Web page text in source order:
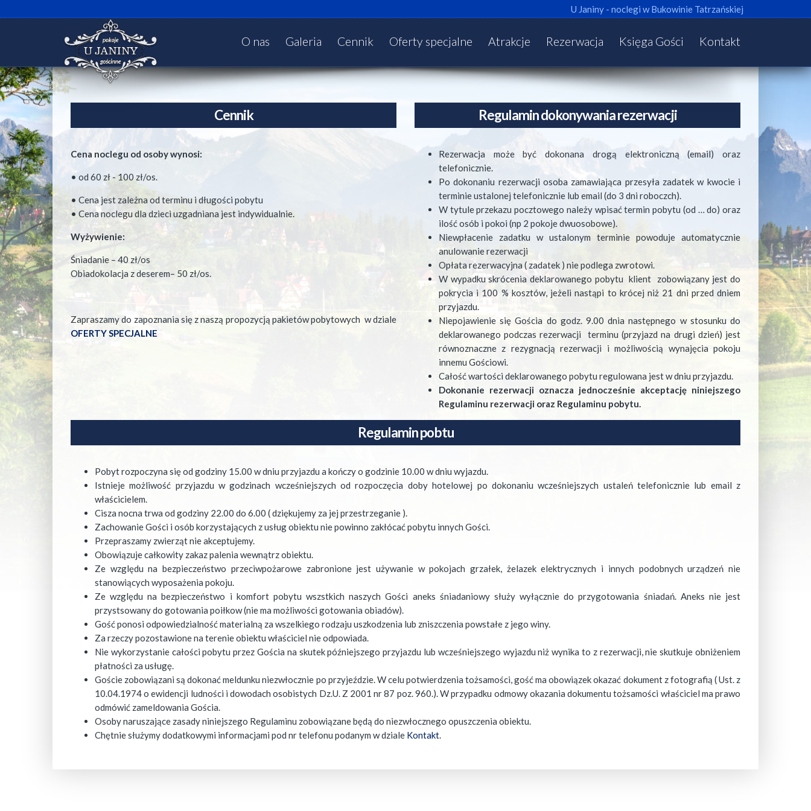
U Janiny - noclegi w Bukowinie Tatrzańskiej
O nas Galeria Cennik Oferty specjalne Atrakcje Rezerwacja Księga Gości Kontakt
Cennik
Cena noclegu od osoby wynosi:
• od 60 zł - 100 zł/os.
• Cena jest zależna od terminu i długości pobytu
• Cena noclegu dla dzieci uzgadniana jest indywidualnie.
Wyżywienie:
Śniadanie – 40 zł/os
Obiadokolacja z deserem– 50 zł/os.
Zapraszamy do zapoznania się z naszą propozycją pakietów pobytowych w dziale
OFERTY SPECJALNE
Regulamin dokonywania rezerwacji
Rezerwacja może być dokonana drogą elektroniczną (email) oraz
telefonicznie.
Po dokonaniu rezerwacji osoba zamawiająca przesyła zadatek w kwocie i
terminie ustalonej telefonicznie lub email (do 3 dni roboczch).
W tytule przekazu pocztowego należy wpisać termin pobytu (od … do) oraz
ilość osób i pokoi (np 2 pokoje dwuosobowe).
Niewpłacenie zadatku w ustalonym terminie powoduje automatycznie
anulowanie rezerwacji
Opłata rezerwacyjna ( zadatek ) nie podlega zwrotowi.
W wypadku skrócenia deklarowanego pobytu klient zobowiązany jest do
pokrycia i 100 % kosztów, jeżeli nastąpi to krócej niż 21 dni przed dniem
przyjazdu.
Niepojawienie się Gościa do godz. 9.00 dnia następnego w stosunku do
deklarowanego podczas rezerwacji terminu (przyjazd na drugi dzień) jest
równoznaczne z rezygnacją rezerwacji i możliwością wynajęcia pokoju
innemu Gościowi.
Całość wartości deklarowanego pobytu regulowana jest w dniu przyjazdu.
Dokonanie rezerwacji oznacza jednocześnie akceptację niniejszego
Regulaminu rezerwacji oraz Regulaminu pobytu.
Regulamin pobtu
Pobyt rozpoczyna się od godziny 15.00 w dniu przyjazdu a kończy o godzinie 10.00 w dniu wyjazdu.
Istnieje możliwość przyjazdu w godzinach wcześniejszych od rozpoczęcia doby hotelowej po dokonaniu wcześniejszych ustaleń telefonicznie lub email z
właścicielem.
Cisza nocna trwa od godziny 22.00 do 6.00 ( dziękujemy za jej przestrzeganie ).
Zachowanie Gości i osób korzystających z usług obiektu nie powinno zakłócać pobytu innych Gości.
Przepraszamy zwierząt nie akceptujemy.
Obowiązuje całkowity zakaz palenia wewnątrz obiektu.
Ze względu na bezpieczeństwo przeciwpożarowe zabronione jest używanie w pokojach grzałek, żelazek elektrycznych i innych podobnych urządzeń nie
stanowiących wyposażenia pokoju.
Ze względu na bezpieczeństwo i komfort pobytu wszstkich naszych Gości aneks śniadaniowy służy wyłącznie do przygotowania śniadań. Aneks nie jest
przystsowany do gotowania poiłkow (nie ma możliwości gotowania obiadów).
Gość ponosi odpowiedzialność materialną za wszelkiego rodzaju uszkodzenia lub zniszczenia powstałe z jego winy.
Za rzeczy pozostawione na terenie obiektu właściciel nie odpowiada.
Nie wykorzystanie całości pobytu przez Gościa na skutek późniejszego przyjazdu lub wcześniejszego wyjazdu niż wynika to z rezerwacji, nie skutkuje obniżeniem
płatności za usługę.
Goście zobowiązani są dokonać meldunku niezwłocznie po przyjeździe. W celu potwierdzenia tożsamości, gość ma obowiązek okazać dokument z fotografią ( Ust. z
10.04.1974 o ewidencji ludności i dowodach osobistych Dz.U. Z 2001 nr 87 poz. 960.). W przypadku odmowy okazania dokumentu tożsamości właściciel ma prawo
odmówić zameldowania Gościa.
Osoby naruszające zasady niniejszego Regulaminu zobowiązane będą do niezwłocznego opuszczenia obiektu.
Chętnie służymy dodatkowymi informacjami pod nr telefonu podanym w dziale Kontakt.